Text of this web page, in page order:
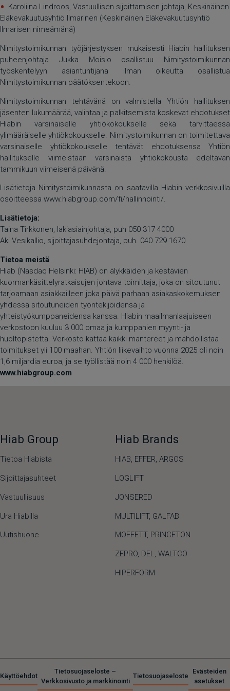
Karoliina Lindroos, Vastuullisen sijoittamisen johtaja, Keskinäinen
Eläkevakuutusyhtiö Ilmarinen (Keskinäinen Eläkevakuutusyhtiö
Ilmarisen nimeämänä)
Nimitystoimikunnan työjärjestyksen mukaisesti Hiabin hallituksen
puheenjohtaja Jukka Moisio osallistuu Nimitystoimikunnan
työskentelyyn asiantuntijana ilman oikeutta osallistua
Nimitystoimikunnan päätöksentekoon.
Nimitystoimikunnan tehtävänä on valmistella Yhtiön hallituksen
jäsenten lukumäärää, valintaa ja palkitsemista koskevat ehdotukset
Hiabin varsinaiselle yhtiökokoukselle sekä tarvittaessa
ylimääräiselle yhtiökokoukselle. Nimitystoimikunnan on toimitettava
varsinaiselle yhtiökokoukselle tehtävät ehdotuksensa Yhtiön
hallitukselle viimeistään varsinaista yhtiökokousta edeltävän
tammikuun viimeisenä päivänä.
Lisätietoja Nimitystoimikunnasta on saatavilla Hiabin verkkosivuilla
osoitteessa www.hiabgroup.com/fi/hallinnointi/.
Lisätietoja:
Taina Tirkkonen, lakiasiainjohtaja, puh 050 317 4000
Aki Vesikallio, sijoittajasuhdejohtaja, puh. 040 729 1670
Tietoa meistä
Hiab (Nasdaq Helsinki: HIAB) on älykkäiden ja kestävien
kuormankäsittelyratkaisujen johtava toimittaja, joka on sitoutunut
tarjoamaan asiakkailleen joka päivä parhaan asiakaskokemuksen
yhdessä sitoutuneiden työntekijöidensä ja
yhteistyökumppaneidensa kanssa. Hiabin maailmanlaajuiseen
verkostoon kuuluu 3 000 omaa ja kumppanien myynti- ja
huoltopistettä. Verkosto kattaa kaikki mantereet ja mahdollistaa
toimitukset yli 100 maahan. Yhtiön liikevaihto vuonna 2025 oli noin
1,6 miljardia euroa, ja se työllistää noin 4 000 henkilöä.
www.hiabgroup.com
Hiab Group
Tietoa Hiabista
Sijoittajasuhteet
Vastuullisuus
Ura Hiabilla
Uutishuone
Hiab Brands
HIAB, EFFER, ARGOS
LOGLIFT
JONSERED
MULTILIFT, GALFAB
MOFFETT, PRINCETON
ZEPRO, DEL, WALTCO
HIPERFORM
Käyttöehdot
Tietosuojaseloste –
Verkkosivusto ja markkinointi
Tietosuojaseloste
Evästeiden
asetukset